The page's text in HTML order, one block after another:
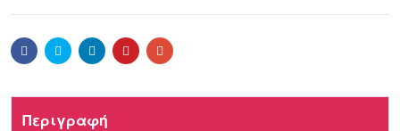
FacebookTwitter LinkedinPinterestEmail
Περιγραφή